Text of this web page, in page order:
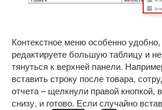
Контекстное меню особенно
редактируете большую таблицу и
тянуться к верхней панели.
вставить строку после товара,
отчета – щелкнули правой кнопкой,
снизу, и готово. Если случайно